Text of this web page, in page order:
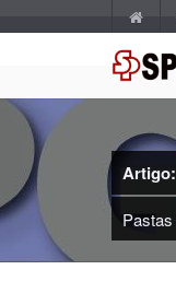
Artigo:
Pastas